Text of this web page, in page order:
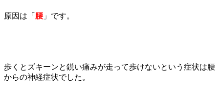
原因は「 腰」です。
歩くとズキーンと鋭い痛みが走って歩けないという症状は腰
からの神経症状でした。